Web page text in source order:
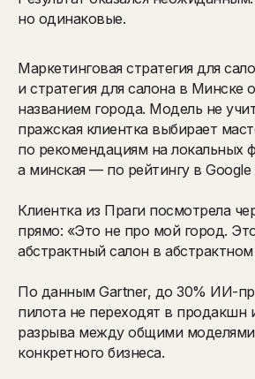
но одинаковые.
Маркетинговая стратегия для
и стратегия для салона в Минске
названием города. Модель не
пражская клиентка выбирает
по рекомендациям на локальных
а минская — по рейтингу в Google
Клиентка из Праги посмотрела
прямо: «Это не про мой город.
абстрактный салон в
По данным Gartner, до 30% ИИ-
пилота не переходят в продакшн
разрыва между общими
конкретного бизнеса.